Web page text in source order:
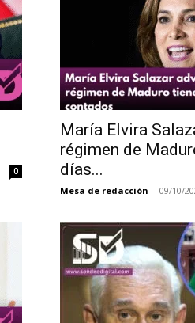
0
María Elvira
régimen de
días...
Mesa de redacción - 09/10/